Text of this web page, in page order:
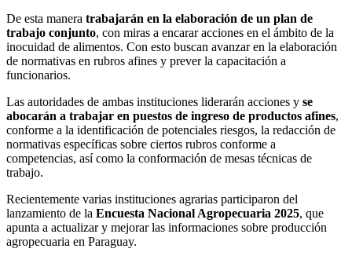
De esta manera trabajarán en la elaboración de un plan de
trabajo conjunto, con miras a encarar acciones en el ámbito de la
inocuidad de alimentos. Con esto buscan avanzar en la elaboración
de normativas en rubros afines y prever la capacitación a
funcionarios.
Las autoridades de ambas instituciones liderarán acciones y se
abocarán a trabajar en puestos de ingreso de productos afines,
conforme a la identificación de potenciales riesgos, la redacción de
normativas específicas sobre ciertos rubros conforme a
competencias, así como la conformación de mesas técnicas de
trabajo.
Recientemente varias instituciones agrarias participaron del
lanzamiento de la Encuesta Nacional Agropecuaria 2025, que
apunta a actualizar y mejorar las informaciones sobre producción
agropecuaria en Paraguay.